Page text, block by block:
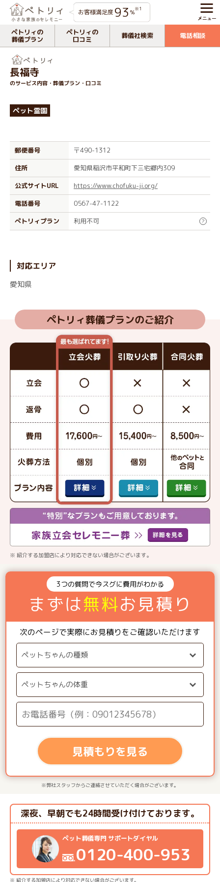
お客様満足度 93 %※1
ペトリィの
葬儀プラン
ペトリィの
口コミ
葬儀社検索 電話相談
長福寺
のサービス内容・葬儀プラン・口コミ
ペット霊園
郵便番号
〒490-1312
住所
愛知県稲沢市平和町下三宅郷内309
公式サイトURL
https://www.chofuku-ji.org/
電話番号
0567-47-1122
ぺトリィプラン
利用不可 ?
対応エリア
愛知県
ペトリィ葬儀プランのご紹介
※ 紹介する加盟店により対応できない場合がございます。
3つの質問で今スグに費用がわかる
まずは無料お見積り
次のページで実際にお見積りをご確認いただけます
見積もりを見る
※弊社スタッフからご連絡させていただく場合がございます。
ペット葬儀専門 サポートダイヤル
0120-400-953
深夜、早朝でも24時間受け付けております。
※ 紹介する加盟店により対応できない場合がございます。